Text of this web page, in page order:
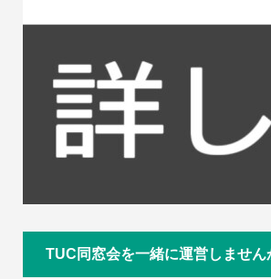
TUC同窓会を一緒に運営しません